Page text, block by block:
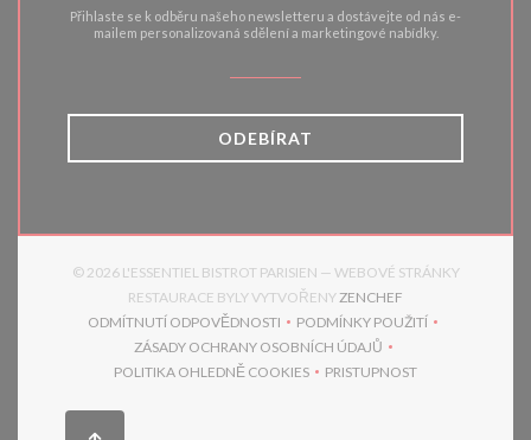
Přihlaste se k odběru našeho newsletteru a dostávejte od nás e-
mailem personalizovaná sdělení a marketingové nabídky.
ODEBÍRAT
© 2026 L'ESSENTIEL BISTROT PARISIEN — WEBOVÉ STRÁNKY
RESTAURACE BYLY VYTVOŘENYZENCHEF
ODMÍTNUTÍ ODPOVĚDNOSTI
((OTEVŘE SE V NOVÉM OKNĚ))
PODMÍNKY POUŽITÍ
((OTEVŘE SE V NOVÉM
ZÁSADY OCHRANY OSOBNÍCH ÚDAJŮ
((OTEVŘE SE V NOVÉM OKNĚ))
POLITIKA OHLEDNĚ COOKIES
((OTEVŘE SE V NOVÉM OKNĚ))
PRISTUPNOST
((OTEVŘE SE V NOVÉM